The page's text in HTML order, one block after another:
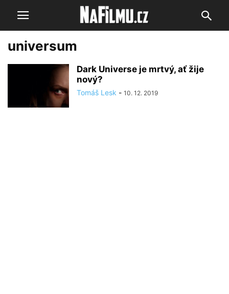
universum
Dark Universe je mrtvý, ať žije
nový?
Tomáš Lesk - 10. 12. 2019